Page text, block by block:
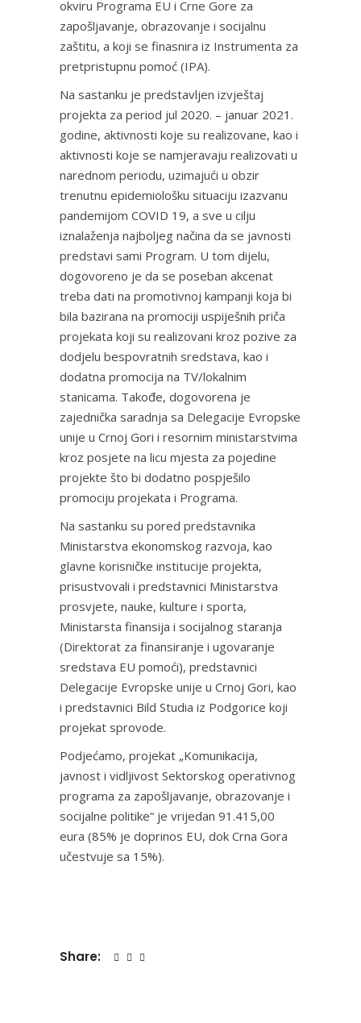
okviru Programa EU i Crne Gore za
zapošljavanje, obrazovanje i socijalnu
zaštitu, a koji se finasnira iz Instrumenta za
pretpristupnu pomoć (IPA).
Na sastanku je predstavljen izvještaj
projekta za period jul 2020. – januar 2021.
godine, aktivnosti koje su realizovane, kao i
aktivnosti koje se namjeravaju realizovati u
narednom periodu, uzimajući u obzir
trenutnu epidemiološku situaciju izazvanu
pandemijom COVID 19, a sve u cilju
iznalaženja najboljeg načina da se javnosti
predstavi sami Program. U tom dijelu,
dogovoreno je da se poseban akcenat
treba dati na promotivnoj kampanji koja bi
bila bazirana na promociji uspiješnih priča
projekata koji su realizovani kroz pozive za
dodjelu bespovratnih sredstava, kao i
dodatna promocija na TV/lokalnim
stanicama. Takođe, dogovorena je
zajednička saradnja sa Delegacije Evropske
unije u Crnoj Gori i resornim ministarstvima
kroz posjete na licu mjesta za pojedine
projekte što bi dodatno pospješilo
promociju projekata i Programa.
Na sastanku su pored predstavnika
Ministarstva ekonomskog razvoja, kao
glavne korisničke institucije projekta,
prisustvovali i predstavnici Ministarstva
prosvjete, nauke, kulture i sporta,
Ministarsta finansija i socijalnog staranja
(Direktorat za finansiranje i ugovaranje
sredstava EU pomoći), predstavnici
Delegacije Evropske unije u Crnoj Gori, kao
i predstavnici Bild Studia iz Podgorice koji
projekat sprovode.
Podjećamo, projekat „Komunikacija,
javnost i vidljivost Sektorskog operativnog
programa za zapošljavanje, obrazovanje i
socijalne politike“ je vrijedan 91.415,00
eura (85% je doprinos EU, dok Crna Gora
učestvuje sa 15%).
Share: